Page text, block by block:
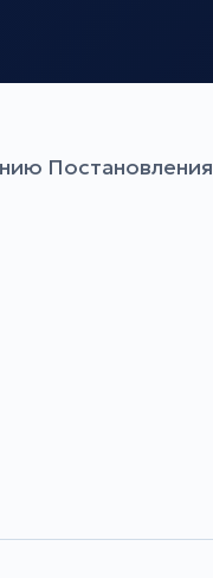
Постановления